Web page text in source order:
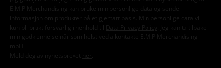
E.M.P Merchandising kan bruke min personlige data og sende
informasjon om produkter på et gjentatt basis. Min personlige data vil
kun bli brukt forsvarlig i henhold til
Data Privacy Policy
. Jeg kan ta tilbake
min godkjennelse når som helst ved å kontakte E.M.P Merchandising
mbH
Meld deg av nyhetsbrevet her